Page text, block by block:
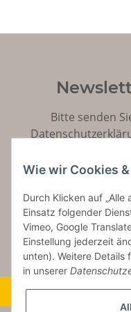
Bitte senden
widerruflich
Widerrufsbutton
Wie wir Cookies
Durch Klicken auf „Alle
Einsatz folgender
Vimeo, Google
Einstellung jederzeit
unten). Weitere Details
in unserer